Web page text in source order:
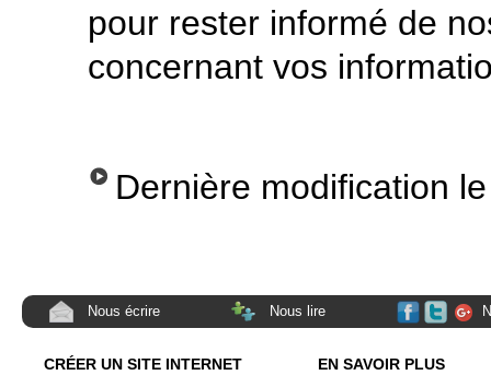
pour rester informé de
concernant vos
Dernière modification
Nous écrire Nous lire
CRÉER UN SITE INTERNET EN SAVOIR PLUS